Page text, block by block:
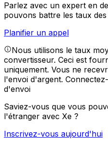
Parlez avec un expert en
pouvons battre les taux
Planifier un appel
Nous utilisons le taux
convertisseur. Ceci est
uniquement. Vous ne
l'envoi d'argent.
d'envoi
Saviez-vous que vous
l'étranger avec Xe ?
Inscrivez-vous aujourd'hui